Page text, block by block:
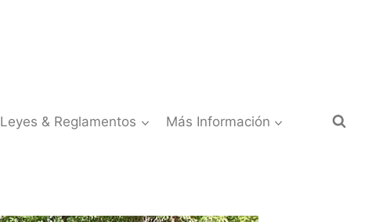
Leyes & Reglamentos Más Información